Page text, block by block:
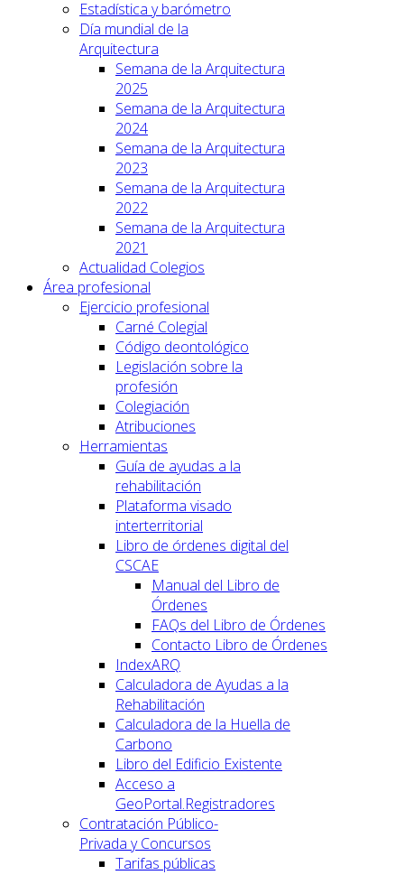
Estadística y barómetro
Día mundial de la
Arquitectura
Semana de la Arquitectura
2025
Semana de la Arquitectura
2024
Semana de la Arquitectura
2023
Semana de la Arquitectura
2022
Semana de la Arquitectura
2021
Actualidad Colegios
Área profesional
Ejercicio profesional
Carné Colegial
Código deontológico
Legislación sobre la
profesión
Colegiación
Atribuciones
Herramientas
Guía de ayudas a la
rehabilitación
Plataforma visado
interterritorial
Libro de órdenes digital del
CSCAE
Manual del Libro de
Órdenes
FAQs del Libro de Órdenes
Contacto Libro de Órdenes
IndexARQ
Calculadora de Ayudas a la
Rehabilitación
Calculadora de la Huella de
Carbono
Libro del Edificio Existente
Acceso a
GeoPortal.Registradores
Contratación Público-
Privada y Concursos
Tarifas públicas